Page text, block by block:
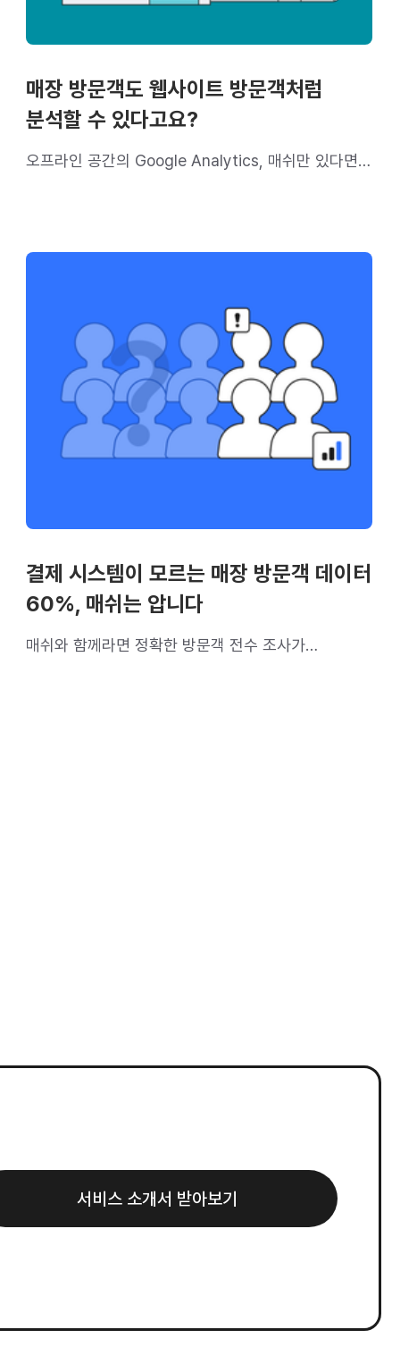
매장 방문객도 웹사이트 방문객처럼
분석할 수 있다고요?
오프라인 공간의 Google Analytics, 매쉬만 있다면
결제 시스템이 모르는 매장 방문객 데이터
60%, 매쉬는 압니다
매쉬와 함께라면 정확한 방문객 전수 조사가
서비스 소개서 받아보기